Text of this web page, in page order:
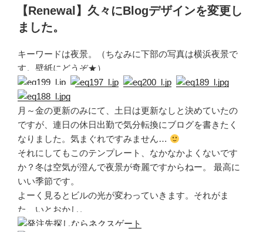
日:【Renewal】久々にBlogデザインを変更し
ました。
キーワードは夜景。（ちなみに下部の写真は横浜夜景で
す。壁紙にどうぞ★）
月～金の更新のみにて、土日は更新なしと決めていたの
ですが、連日の休日出勤で気分転換にブログを書きたく
なりました。気まぐれですみません…
それにしてもこのテンプレート、なかなかよくないです
か？冬は空気が澄んで夜景が奇麗ですからねー。 最高に
いい季節です。
よーく見るとビルの光が変わっていきます。それがま
た、いとおかし。